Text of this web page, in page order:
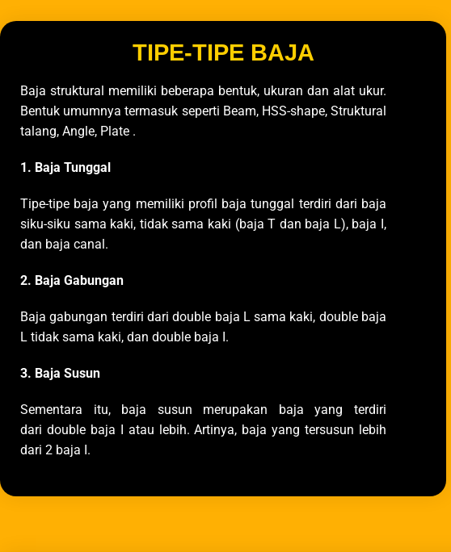
TIPE-TIPE BAJA
Baja struktural memiliki beberapa bentuk, ukuran dan alat ukur.
Bentuk umumnya termasuk seperti Beam, HSS-shape, Struktural
talang, Angle, Plate .
1. Baja Tunggal
Tipe-tipe baja yang memiliki profil baja tunggal terdiri dari baja
siku-siku sama kaki, tidak sama kaki (baja T dan baja L), baja I,
dan baja canal.
2. Baja Gabungan
Baja gabungan terdiri dari double baja L sama kaki, double baja
L tidak sama kaki, dan double baja I.
3. Baja Susun
Sementara itu, baja susun merupakan baja yang terdiri
dari double baja I atau lebih. Artinya, baja yang tersusun lebih
dari 2 baja I.